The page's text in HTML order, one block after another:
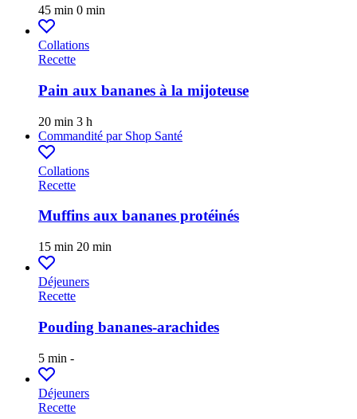
45 min 0 min
Collations
Recette
Pain aux bananes à la mijoteuse
20 min 3 h
Commandité par Shop Santé
Collations
Recette
Muffins aux bananes protéinés
15 min 20 min
Déjeuners
Recette
Pouding bananes-arachides
5 min -
Déjeuners
Recette